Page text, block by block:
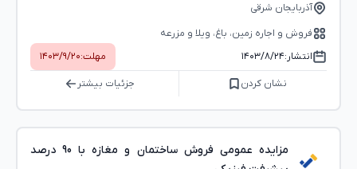
آذربایجان شرقی
فروش و اجاره زمین، باغ، ویلا و مزرعه
انتشار:۱۴۰۳/۸/۲۴ مهلت:۱۴۰۳/۹/۲۰
نشان کردن جزئیات بیشتر
مزایده عمومی فروش ساختمان و مغازه با 90 درصد